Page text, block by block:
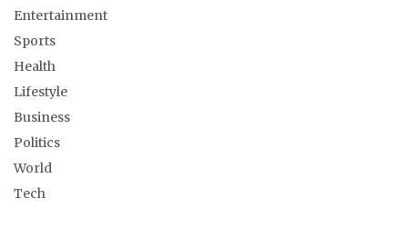
Entertainment
Sports
Health
Lifestyle
Business
Politics
World
Tech